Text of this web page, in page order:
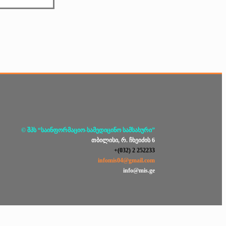
© შპს “საინფორმაციო-სამედიცინო სამსახური”
თბილისი, რ. ჩხეიძის 6
+(032) 2 252233
infomis04@gmail.com
info@mis.ge